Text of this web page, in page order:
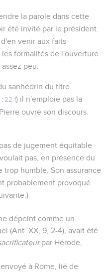
la parole dans cette
été invité par le président.
venir aux faits
les formalités de l'ouverture
peu.
sanhédrin du titre
; 22.1) il n'emploie pas la
ouvre son discours.
de jugement équitable
pas, en présence du
humble. Son assurance
probablement provoqué
dépeint comme un
(Ant. XX, 9, 2-4), avait été
par Hérode,
à Rome, lié de